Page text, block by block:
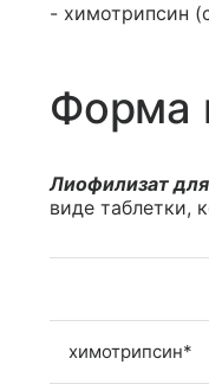
- химотрипсин
Форма
Лиофилизат
виде таблетки,
химотрипсин*